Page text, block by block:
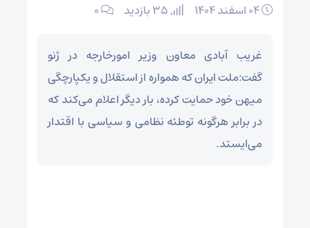
۰
غریب آبادی معاون وزیر امورخارجه در ژنو
گفت:ملت ایران که همواره از استقلال و یکپارچگی
میهن خود حمایت کرده، بار دیگر اعلام می‌کند که
در برابر هرگونه توطئه نظامی و سیاسی با اقتدار
می‌ایستد.